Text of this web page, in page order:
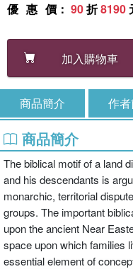
優惠價 ： 90折8190
加入購物車
商品簡介 作
商品簡介
The biblical motif of a land
and his descendants is
monarchic, territorial
groups. The important
upon the ancient Near
space upon which families
essential element of